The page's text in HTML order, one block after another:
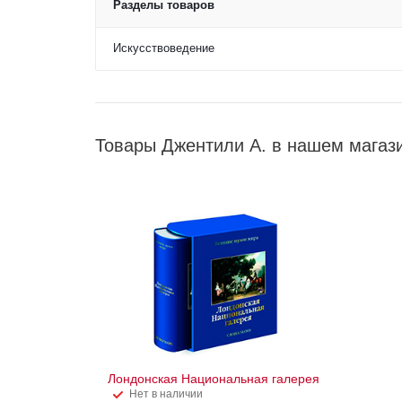
Разделы товаров
Искусствоведение
Товары Джентили А. в нашем
Лондонская Национальная галерея
Нет в наличии